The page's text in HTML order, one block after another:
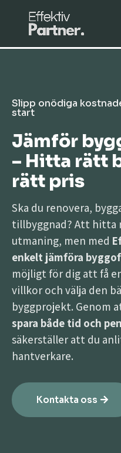
Slipp onödiga
start
Jämför
– Hitta rätt
rätt pris
Ska du renovera,
tillbyggnad? Att hitta
utmaning, men med
enkelt jämföra
möjligt för dig att få
villkor och välja den
byggprojekt. Genom
spara både tid och
säkerställer att du
hantverkare.
Kontakta oss